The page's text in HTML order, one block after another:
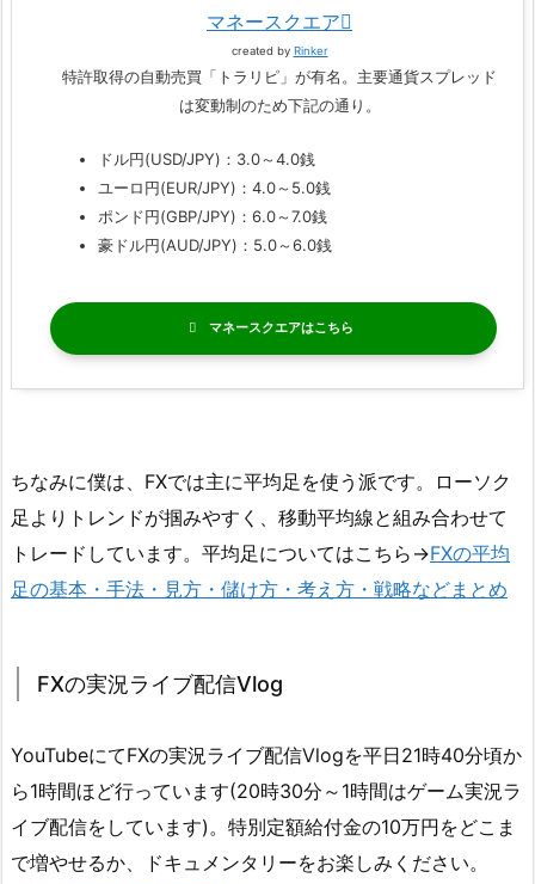
マネースクエア
created by Rinker
特許取得の自動売買「トラリピ」が有名。主要通貨スプレッド
は変動制のため下記の通り。
ドル円(USD/JPY)：3.0～4.0銭
ユーロ円(EUR/JPY)：4.0～5.0銭
ポンド円(GBP/JPY)：6.0～7.0銭
豪ドル円(AUD/JPY)：5.0～6.0銭
マネースクエア
ちなみに僕は、FXでは主に平均足を使う派です。ローソク
足よりトレンドが掴みやすく、移動平均線と組み合わせて
トレードしています。平均足についてはこちら→FXの平均
足の基本・手法・見方・儲け方・考え方・戦略などまとめ
FXの実況ライブ配信Vlog
YouTubeにてFXの実況ライブ配信Vlogを平日21時40分頃か
ら1時間ほど行っています(20時30分～1時間はゲーム実況ラ
イブ配信をしています)。特別定額給付金の10万円をどこま
で増やせるか、ドキュメンタリーをお楽しみください。